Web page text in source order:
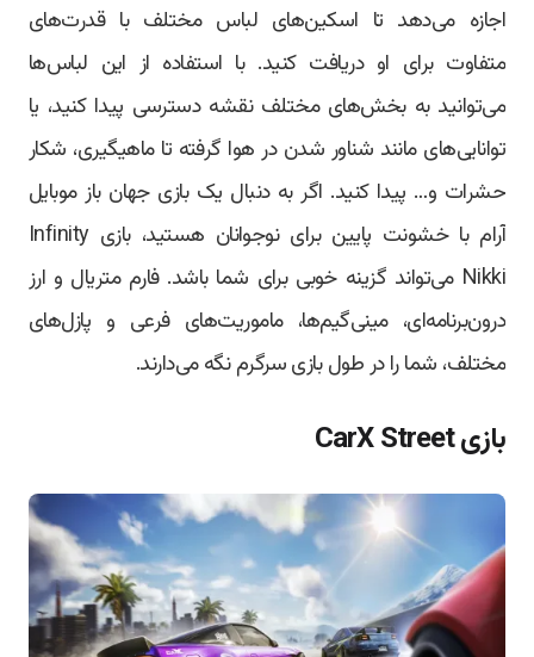
اجازه می‌دهد تا اسکین‌های لباس مختلف با قدرت‌های
متفاوت برای او دریافت کنید. با استفاده از این لباس‌ها
می‌توانید به بخش‌های مختلف نقشه دسترسی پیدا کنید، یا
توانایی‌های مانند شناور شدن در هوا گرفته تا ماهیگیری، شکار
حشرات و… پیدا کنید. اگر به دنبال یک بازی جهان باز موبایل
آرام با خشونت پایین برای نوجوانان هستید، بازی Infinity
Nikki می‌تواند گزینه خوبی برای شما باشد. فارم متریال و ارز
درون‌برنامه‌ای، مینی‌گیم‌ها، ماموریت‌های فرعی و پازل‌های
مختلف، شما را در طول بازی سرگرم نگه می‌دارند.
بازی CarX Street